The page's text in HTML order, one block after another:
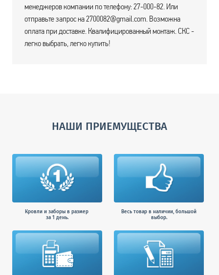
менеджеров компании по телефону: 27-000-82. Или
отправьте запрос на 2700082@gmail.com. Возможна
оплата при доставке. Квалифицированный монтаж. СКС -
легко выбрать, легко купить!
НАШИ ПРИЕМУЩЕСТВА
Кровли и заборы в размер
за 1 день.
Весь товар в наличии, большой
выбор.